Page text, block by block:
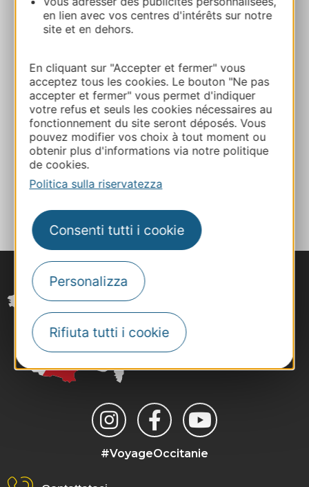
en lien avec vos centres d'intérêts sur notre
site et en dehors.
En cliquant sur "Accepter et fermer" vous
acceptez tous les cookies. Le bouton "Ne pas
accepter et fermer" vous permet d'indiquer
votre refus et seuls les cookies nécessaires au
fonctionnement du site seront déposés. Vous
pouvez modifier vos choix à tout moment ou
obtenir plus d'informations via notre politique
de cookies.
Politica sulla riservatezza
Consenti tutti i cookie
Personalizza
Rifiuta tutti i cookie
PRENOTARE
Le 32 du Chemin
32, chemin de CalmontBouquiès 12500
ESPALION
Calcola il tuo percorso
AGGIUNGI
#VoyageOccitanie